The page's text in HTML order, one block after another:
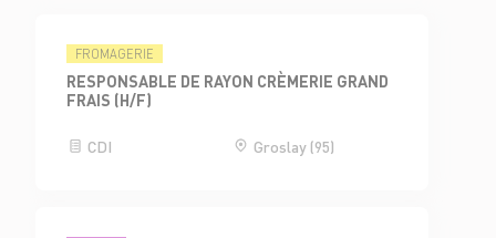
FROMAGERIE
RESPONSABLE DE RAYON CRÈMERIE GRAND
FRAIS (H/F)
CDI Groslay (95)